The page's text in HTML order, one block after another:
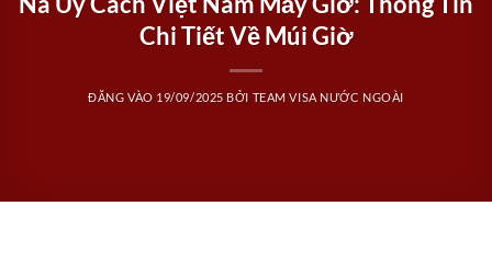
Chi Tiết Về Múi Giờ
ĐĂNG VÀO 19/09/2025 BỞI TEAM VISA NƯỚC NGOÀI